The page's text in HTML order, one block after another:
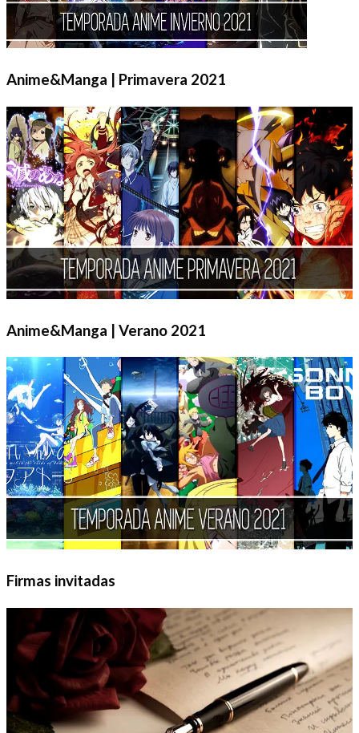
Anime&Manga | Primavera 2021
Anime&Manga | Verano 2021
Firmas invitadas